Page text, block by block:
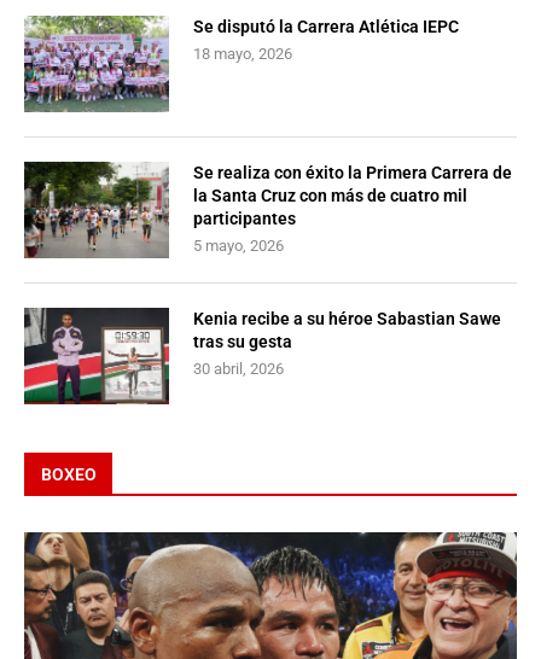
Se disputó la Carrera Atlética IEPC
18 mayo, 2026
Se realiza con éxito la Primera Carrera de
la Santa Cruz con más de cuatro mil
participantes
5 mayo, 2026
Kenia recibe a su héroe Sabastian Sawe
tras su gesta
30 abril, 2026
BOXEO